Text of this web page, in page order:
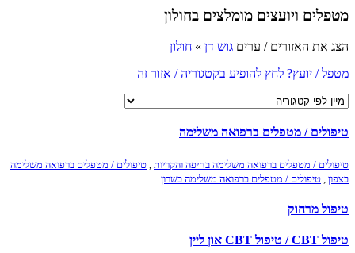
מטפלים ויועצים מומלצים בחולון
הצג את האזורים / ערים גוש דן » חולון
מטפל / יועץ? לחץ להופיע בקטגוריה / אזור זה
טיפולים / מטפלים ברפואה משלימה
טיפולים / מטפלים ברפואה משלימה בחיפה והקריות
טיפולים / מטפלים ברפואה משלימה
בצפון טיפולים / מטפלים ברפואה משלימה בשרון
טיפול מרחוק
טיפול CBT / טיפול CBT און ליין